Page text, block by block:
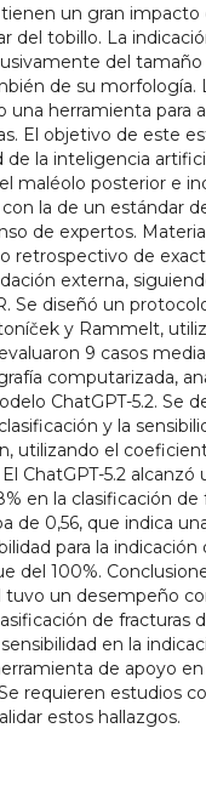
un gran impacto
del tobillo. La
del tamaño
de su morfología.
una herramienta para
El objetivo de este
de la inteligencia
maléolo posterior e
la de un estándar
de expertos.
retrospectivo de
externa,
Se diseñó un
y Rammelt,
9 casos
computarizada,
ChatGPT-5.2. Se
y la
utilizando el
ChatGPT-5.2 alcanzó
en la clasificación de
de 0,56, que indica
para la indicación
del 100%.
un desempeño
de fracturas
en la
de apoyo
requieren estudios
estos hallazgos.